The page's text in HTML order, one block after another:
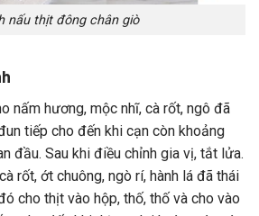
nấu thịt đông chân giò
nấm hương, mộc nhĩ, cà rốt, ngô đã
tiếp cho đến khi cạn còn khoảng
đầu. Sau khi điều chỉnh gia vị, tắt lửa.
cà rốt, ớt chuông, ngò rí, hành lá đã thái
cho thịt vào hộp, thố, thố và cho vào